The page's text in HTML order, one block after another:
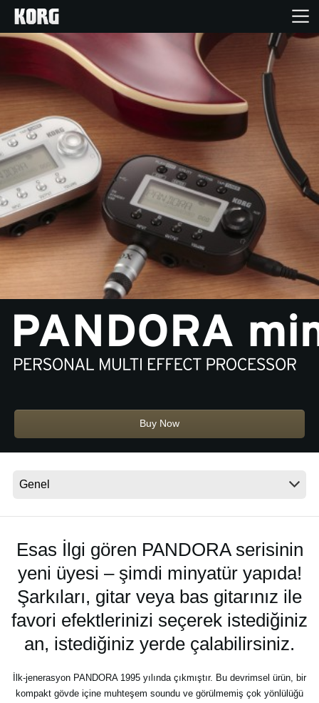
Ana Sayfa
Ürünler
Özellikler
Etkinlikler
Destek
Mağaza Bulucu
Haberler
Konum
KORG Hakkında
Buy Now
Esas İlgi gören PANDORA serisinin
yeni üyesi – şimdi minyatür yapıda!
Şarkıları, gitar veya bas gitarınız ile
favori efektlerinizi seçerek istediğiniz
an, istediğiniz yerde çalabilirsiniz.
İlk-jenerasyon PANDORA 1995 yılında çıkmıştır. Bu devrimsel ürün, bir
kompakt gövde içine muhteşem soundu ve görülmemiş çok yönlülüğü